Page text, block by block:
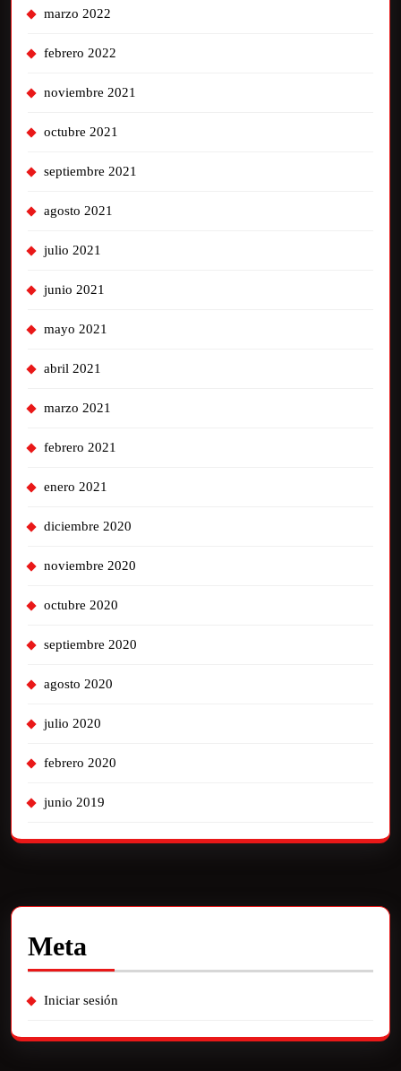
marzo 2022
febrero 2022
noviembre 2021
octubre 2021
septiembre 2021
agosto 2021
julio 2021
junio 2021
mayo 2021
abril 2021
marzo 2021
febrero 2021
enero 2021
diciembre 2020
noviembre 2020
octubre 2020
septiembre 2020
agosto 2020
julio 2020
febrero 2020
junio 2019
Meta
Iniciar sesión